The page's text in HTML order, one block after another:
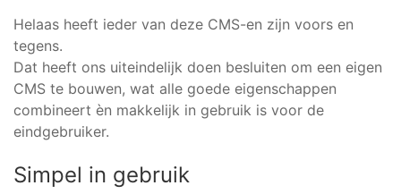
Helaas heeft ieder van deze CMS-en zijn voors en
tegens.
Dat heeft ons uiteindelijk doen besluiten om een eigen
CMS te bouwen, wat alle goede eigenschappen
combineert èn makkelijk in gebruik is voor de
eindgebruiker.
Simpel in gebruik